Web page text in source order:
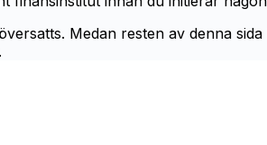
Medan resten av denna